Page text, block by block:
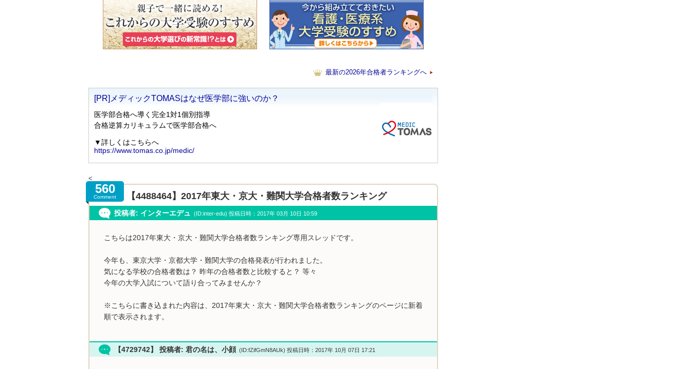
最新の2026年合格者ランキングへ
<
560
Comment 【4488464】2017年東大・京大・難関大学合格者数ランキング
投稿者: インターエデュ (ID:inter-edu) 投稿日時：2017年 03月 10日 10:59
こちらは2017年東大・京大・難関大学合格者数ランキング専用スレッドです。
今年も、東京大学・京都大学・難関大学の合格発表が行われました。
気になる学校の合格者数は？ 昨年の合格者数と比較すると？ 等々
今年の大学入試について語り合ってみませんか？
※こちらに書き込まれた内容は、2017年東大・京大・難関大学合格者数ランキングのページに新着
順で表示されます。
【4729742】 投稿者: 君の名は、小顔 (ID:fZifGmN8AUk) 投稿日時：2017年 10月 07日 17:21